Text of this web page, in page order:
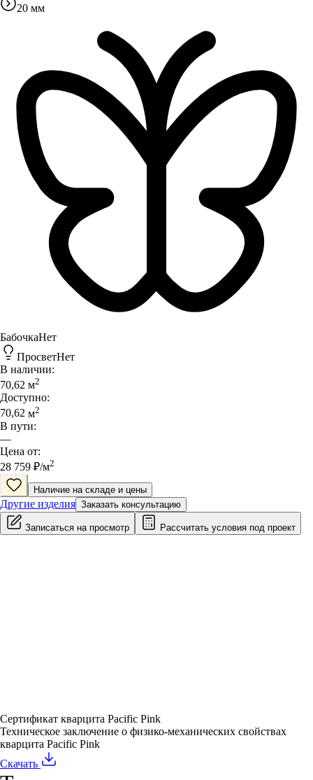
20 мм
БабочкаНет
ПросветНет
В наличии:
70,62 м2
Доступно:
70,62 м2
В пути:
—
Цена от:
28 759 ₽/м2
Наличие на складе и цены
Другие изделия Заказать консультацию
Записаться на просмотр Рассчитать условия под проект
Сертификат кварцита Pacific Pink
Техническое заключение о физико-механических свойствах
кварцита Pacific Pink
Скачать